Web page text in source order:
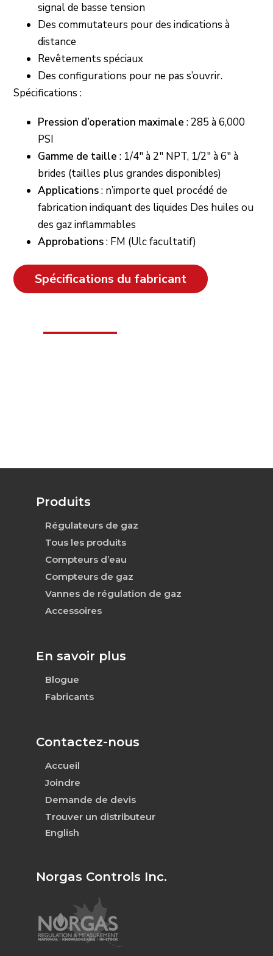
signal de basse tension
Des commutateurs pour des indications à
distance
Revêtements spéciaux
Des configurations pour ne pas s’ouvrir.
Spécifications :
Pression d’operation maximale : 285 à 6,000
PSI
Gamme de taille : 1/4″ à 2″ NPT, 1/2″ à 6″ à
brides (tailles plus grandes disponibles)
Applications: n’importe quel procédé de
fabrication indiquant des liquides Des huiles ou
des gaz inflammables
Approbations: FM (Ulc facultatif)
Spécifications du fabricant
Produits
Régulateurs de gaz
Tous les produits
Compteurs d’eau
Compteurs de gaz
Vannes de régulation de gaz
Accessoires
En savoir plus
Blogue
Fabricants
Contactez-nous
Accueil
Joindre
Demande de devis
Trouver un distributeur
English
Norgas Controls Inc.